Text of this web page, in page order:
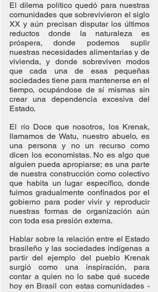
El dilema político quedó para nuestras
comunidades que sobrevivieron el siglo
XX y aún precisan disputar los últimos
reductos donde la naturaleza es
próspera, donde podemos suplir
nuestras necesidades alimentarias y de
vivienda, y donde sobreviven modos
que cada una de esas pequeñas
sociedades tiene para mantenerse en el
tiempo, ocupándose de sí mismas sin
crear una dependencia excesiva del
Estado.
El río Doce que nosotros, los Krenak,
llamamos de Watu, nuestro abuelo, es
una persona y no un recurso como
dicen los economistas. No es algo que
alguien pueda apropiarse; es una parte
de nuestra construcción como colectivo
que habita un lugar específico, donde
fuimos gradualmente confinados por el
gobierno para poder vivir y reproducir
nuestras formas de organización aún
con toda esa presión externa.
Hablar sobre la relación entre el Estado
brasileño y las sociedades indígenas a
partir del ejemplo del pueblo Krenak
surgió como una inspiración, para
contar a quien no lo sabe qué sucede
hoy en Brasil con estas comunidades -